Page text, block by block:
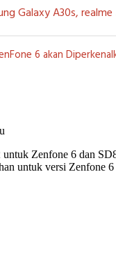
Galaxy A30s,
6 akan